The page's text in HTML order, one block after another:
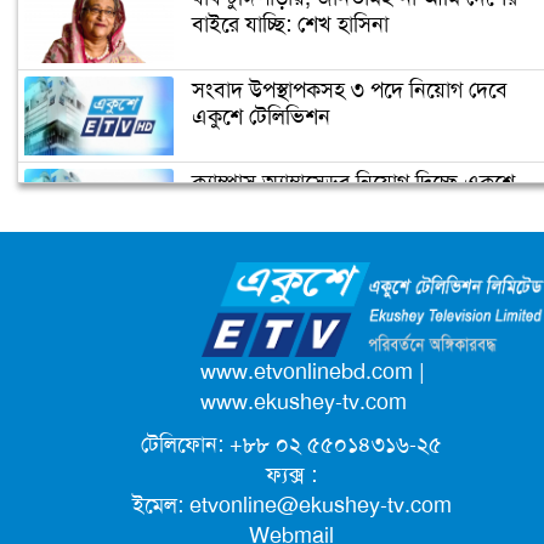
ভিডিও দেখুন
জোরেশোরে চলছে এলিভেটেড
নির্মাণ কাজ
প্রধানমন্ত্রীর চাচী শেখ রাজিয়া নাসের আর
বাইরে যাচ্ছি: শেখ হাসিনা
সংবাদ উপস্থাপকসহ ৩ পদে নিয়োগ দেবে
একুশে টেলিভিশন
ক্যাম্পাস অ্যাম্বাসেডর নিয়োগ দিচ্ছে একুশে
জাতিসংঘের পরবর্তী মহাসচিব পদে
আলোচনায় ড. ইউনূস
পদোন্নতি পেয়ে সচিব হলেন ২ কর্মকর্তা
লিগ্যাল এইডের মাধ্যমে সন্তান ফিরে পেল
সেই কিশোরী মা জুঁই
www.etvonlinebd.com |
www.ekushey-tv.com
টেলিফোন: +৮৮ ০২ ৫৫০১৪৩১৬-২৫
ফ্যক্স :
ইমেল: etvonline@ekushey-tv.com
Webmail